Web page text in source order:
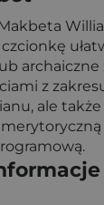
z
ale